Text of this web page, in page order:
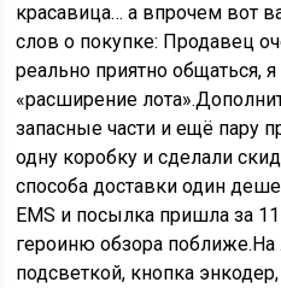
красавица… а впрочем вот
слов о покупке: Продавец
реально приятно общаться,
«расширение
запасные части и ещё пару
одну коробку и сделали
способа доставки один
EMS и посылка пришла за
героиню обзора
подсветкой, кнопка